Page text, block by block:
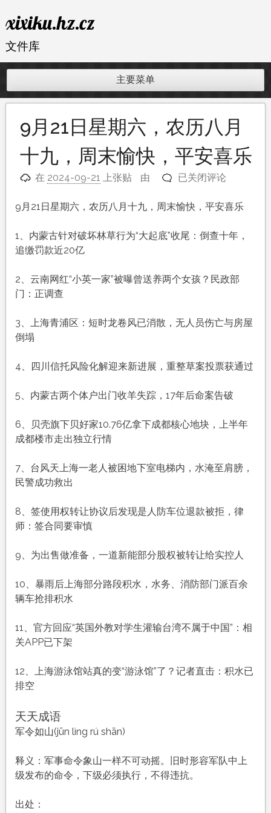
至
内
xixiku.hz.cz
文件库
主要菜单
9月21日星期六，农历八月
十九，周末愉快，平安喜乐
在 2024-09-21 上张贴 由
9
21
星
农
月
周
愉
平
乐
已关闭评论
9月21日星期六，农历八月十九，周末愉快，平安喜乐
1、内蒙古针对破坏林草行为“大起底”收尾：倒查十年，
追缴罚款近20亿
2、云南网红“小英一家”被曝曾送养两个女孩？民政部
门：正调查
3、上海青浦区：短时龙卷风已消散，无人员伤亡与房屋
倒塌
4、四川信托风险化解迎来新进展，重整草案投票获通过
5、内蒙古两个体户出门收羊失踪，17年后命案告破
6、贝壳旗下贝好家10.76亿拿下成都核心地块，上半年
成都楼市走出独立行情
7、台风天上海一老人被困地下室电梯内，水淹至肩膀，
民警成功救出
8、签使用权转让协议后发现是人防车位退款被拒，律
师：签合同要审慎
9、为出售做准备，一道新能部分股权被转让给实控人
10、暴雨后上海部分路段积水，水务、消防部门派百余
辆车抢排积水
11、官方回应“英国外教对学生灌输台湾不属于中国”：相
关APP已下架
12、上海游泳馆站真的变“游泳馆”了？记者直击：积水已
排空
天天成语
军令如山(jūn lìng rú shān)
释义：军事命令象山一样不可动摇。旧时形容军队中上
级发布的命令，下级必须执行，不得违抗。
出处：